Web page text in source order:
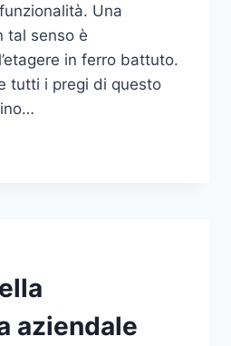
Una
tal senso è
in ferro battuto.
tutti i pregi di questo
aziendale